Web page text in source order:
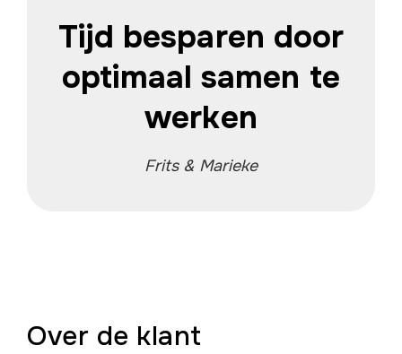
Tijd besparen door
optimaal samen te
werken
Frits & Marieke
Over de klant